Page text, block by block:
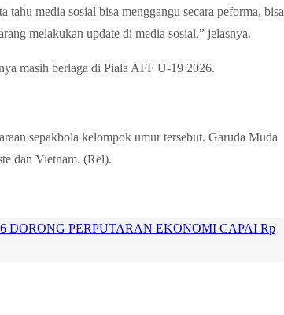
media sosial bisa menggangu secara peforma, bisa
melakukan update di media sosial,” jelasnya.
masih berlaga di Piala AFF U-19 2026.
sepakbola kelompok umur tersebut. Garuda Muda
dan Vietnam. (Rel).
DORONG PERPUTARAN EKONOMI CAPAI Rp